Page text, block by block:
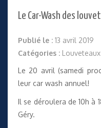
Le Car-Wash des
Publié le : 13 avril 2019
Catégories : Louveteaux
Le 20 avril (samedi
leur car wash annuel!
Il se déroulera de 10h à
Géry.